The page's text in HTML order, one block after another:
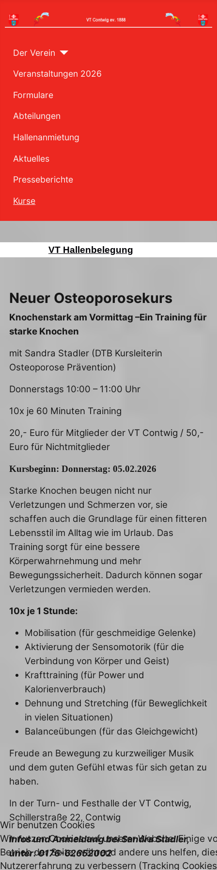
Der Verein
Veranstaltungen 2026
Formulare
Abteilungen
Hallenanmietung
Aktuelles
Presseberichte
Kurse
VT Hallenbelegung
Neuer Osteoporosekurs
Knochenstark am Vormittag –Ein Training für
starke Knochen
mit Sandra Stadler (DTB Kursleiterin
Osteoporose Prävention)
Donnerstags 10:00 – 11:00 Uhr
10x je 60 Minuten Training
20,- Euro für Mitglieder der VT Contwig / 50,-
Euro für Nichtmitglieder
Kursbeginn: Donnerstag: 05.02.2026
Starke Knochen beugen nicht nur
Verletzungen und Schmerzen vor, sie
schaffen auch die Grundlage für einen fitteren
Lebensstil im Alltag wie im Urlaub. Das
Training sorgt für eine bessere
Körperwahrnehmung und mehr
Bewegungssicherheit. Dadurch können sogar
Verletzungen vermieden werden.
10x je 1 Stunde:
Mobilisation (für geschmeidige Gelenke)
Aktivierung der Sensomotorik (für die
Verbindung von Körper und Geist)
Krafttraining (für Power und
Kalorienverbrauch)
Dehnung und Stretching (für Beweglichkeit
in vielen Situationen)
Balanceübungen (für das Gleichgewicht)
Freude an Bewegung zu kurzweiliger Musik
und dem guten Gefühl etwas für sich getan zu
haben.
In der Turn- und Festhalle der VT Contwig,
Schillerstraße 22, Contwig
Infos und Anmeldung bei Sandra Stadler,
unter: 0176-62652002
Wir benutzen Cookies
Wir nutzen Cookies auf unserer Website. Einige
Betrieb der Seite, während andere uns helfen,
Nutzererfahrung zu verbessern (Tracking